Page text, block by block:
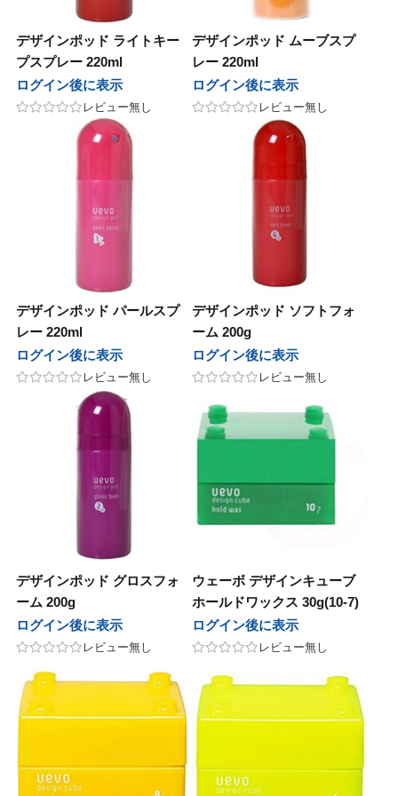
デザインポッド ライトキー
プスプレー 220ml
ログイン後に表示
レビュー無し
デザインポッド ムーブスプ
レー 220ml
ログイン後に表示
レビュー無し
デザインポッド パールスプ
レー 220ml
ログイン後に表示
レビュー無し
デザインポッド ソフトフォ
ーム 200g
ログイン後に表示
レビュー無し
デザインポッド グロスフォ
ーム 200g
ログイン後に表示
レビュー無し
ウェーボ デザインキューブ
ホールドワックス 30g(10-7)
ログイン後に表示
レビュー無し